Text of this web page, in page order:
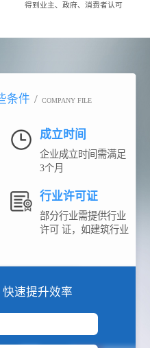
得到业主、政府、消费者认可
条件 / COMPANY FILE
成立时间
企业成立时间需满足
3个月
行业许可证
部分行业需提供行业
许可 证，如建筑行业
速提升效率